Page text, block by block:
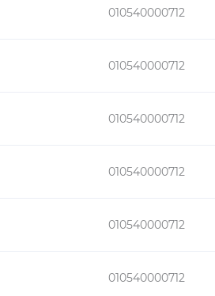
010540000712
010540000712
010540000712
010540000712
010540000712
010540000712